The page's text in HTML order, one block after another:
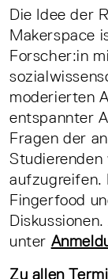
Die Idee der
Makerspace
Forscher:in
moderierten
entspannter
Fragen der
aufzugreifen.
Fingerfood
unter
Zu allen